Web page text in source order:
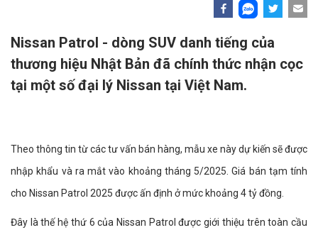
Nissan Patrol - dòng SUV danh tiếng của
thương hiệu Nhật Bản đã chính thức nhận cọc
tại một số đại lý Nissan tại Việt Nam.
Theo thông tin từ các tư vấn bán hàng, mẫu xe này dự kiến sẽ được
nhập khẩu và ra mắt vào khoảng tháng 5/2025. Giá bán tạm tính
cho Nissan Patrol 2025 được ấn định ở mức khoảng 4 tỷ đồng.
Đây là thế hệ thứ 6 của Nissan Patrol được giới thiệu trên toàn cầu